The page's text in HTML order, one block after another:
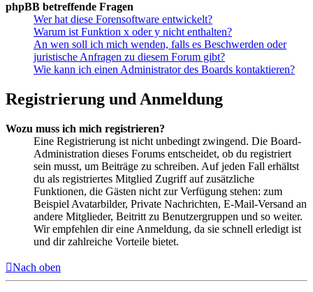
phpBB betreffende Fragen
Wer hat diese Forensoftware entwickelt?
Warum ist Funktion x oder y nicht enthalten?
An wen soll ich mich wenden, falls es Beschwerden oder
juristische Anfragen zu diesem Forum gibt?
Wie kann ich einen Administrator des Boards kontaktieren?
Registrierung und Anmeldung
Wozu muss ich mich registrieren?
Eine Registrierung ist nicht unbedingt zwingend. Die Board-
Administration dieses Forums entscheidet, ob du registriert
sein musst, um Beiträge zu schreiben. Auf jeden Fall erhältst
du als registriertes Mitglied Zugriff auf zusätzliche
Funktionen, die Gästen nicht zur Verfügung stehen: zum
Beispiel Avatarbilder, Private Nachrichten, E-Mail-Versand an
andere Mitglieder, Beitritt zu Benutzergruppen und so weiter.
Wir empfehlen dir eine Anmeldung, da sie schnell erledigt ist
und dir zahlreiche Vorteile bietet.
Nach oben